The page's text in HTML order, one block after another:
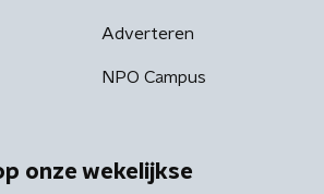
Adverteren
NPO Campus
onze wekelijkse